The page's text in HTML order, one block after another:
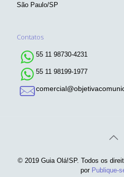
São Paulo/SP
Contatos
55 11 98730-4231
55 11 98199-1977
© 2019 Guia Olá!SP. Todos os
por Publique-